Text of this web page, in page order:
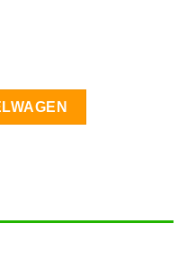
kolom 6 panelen aantal